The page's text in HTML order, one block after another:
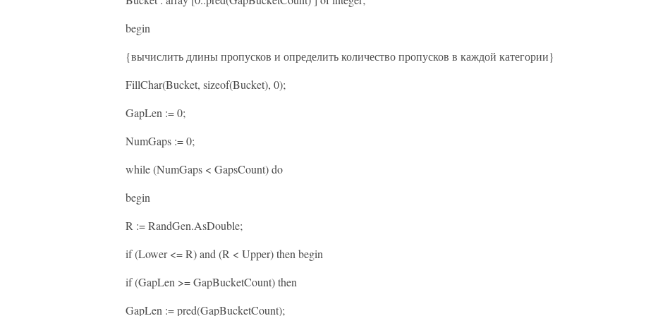
begin
{вычислить длины пропусков и определить количество пропусков в каждой категории}
FillChar(Bucket, sizeof(Bucket), 0);
GapLen := 0;
NumGaps := 0;
while (NumGaps < GapsCount) do
begin
R := RandGen.AsDouble;
if (Lower <= R) and (R < Upper) then begin
if (GapLen >= GapBucketCount) then
GapLen := pred(GapBucketCount);